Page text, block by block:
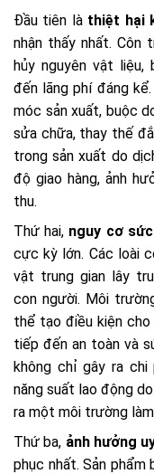
Đầu tiên là thiệt hại
nhận thấy nhất. Côn
hủy nguyên vật liệu,
đến lãng phí đáng
móc sản xuất, buộc
sửa chữa, thay thế
trong sản xuất do
độ giao hàng, ảnh
thu.
Thứ hai, nguy cơ
cực kỳ lớn. Các loài
vật trung gian lây
con người. Môi
thể tạo điều kiện
tiếp đến an toàn và
không chỉ gây ra
năng suất lao động
ra một môi trường
Thứ ba, ảnh hưởng
phục nhất. Sản phẩm